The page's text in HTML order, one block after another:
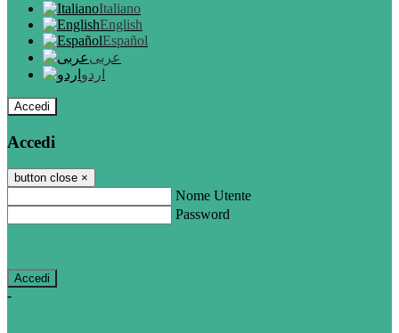
Italiano
English
Español
عربى
اردو
Accedi
Accedi
button close ×
Nome Utente
Password
-